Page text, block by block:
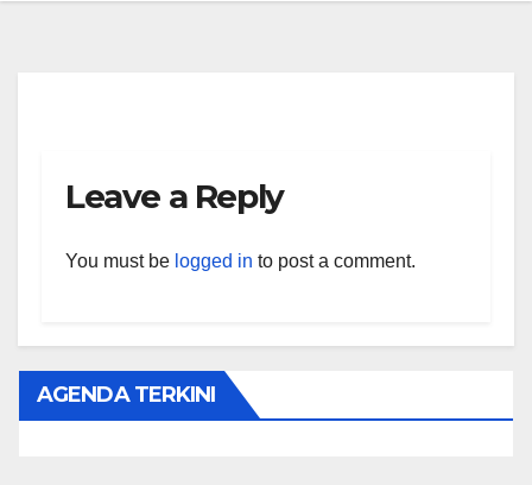
Leave a Reply
You must be logged in to post a comment.
AGENDA TERKINI